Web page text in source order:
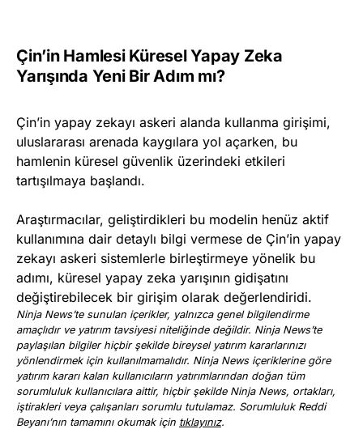
Çin’in Hamlesi Küresel Yapay Zeka
Yarışında Yeni Bir Adım mı?
Çin’in yapay zekayı askeri alanda kullanma girişimi,
uluslararası arenada kaygılara yol açarken, bu
hamlenin küresel güvenlik üzerindeki etkileri
tartışılmaya başlandı.
Araştırmacılar, geliştirdikleri bu modelin henüz aktif
kullanımına dair detaylı bilgi vermese de Çin’in yapay
zekayı askeri sistemlerle birleştirmeye yönelik bu
adımı, küresel yapay zeka yarışının gidişatını
değiştirebilecek bir girişim olarak değerlendiridi.
Ninja News’te sunulan içerikler, yalnızca genel bilgilendirme
amaçlıdır ve yatırım tavsiyesi niteliğinde değildir. Ninja News’te
paylaşılan bilgiler hiçbir şekilde bireysel yatırım kararlarınızı
yönlendirmek için kullanılmamalıdır. Ninja News içeriklerine göre
yatırım kararı kalan kullanıcıların yatırımlarından doğan tüm
sorumluluk kullanıcılara aittir, hiçbir şekilde Ninja News, ortakları,
iştirakleri veya çalışanları sorumlu tutulamaz. Sorumluluk Reddi
Beyanı’nın tamamını okumak için tıklayınız.